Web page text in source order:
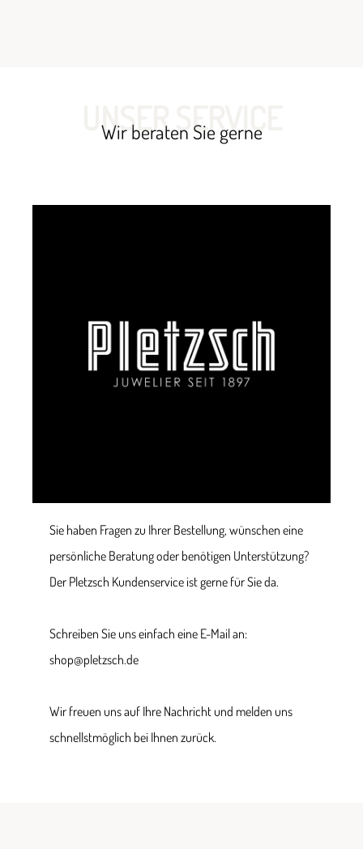
UNSER SERVICE
Wir beraten Sie gerne
Sie haben Fragen zu Ihrer Bestellung, wünschen eine
persönliche Beratung oder benötigen Unterstützung?
Der Pletzsch Kundenservice ist gerne für Sie da.
Schreiben Sie uns einfach eine E-Mail an:
shop@pletzsch.de
Wir freuen uns auf Ihre Nachricht und melden uns
schnellstmöglich bei Ihnen zurück.